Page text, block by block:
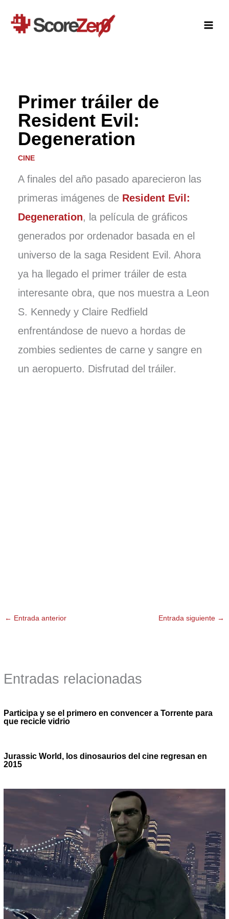
contenido
Primer tráiler de
Resident Evil:
Degeneration
CINE
A finales del año pasado aparecieron las
primeras imágenes de Resident Evil:
Degeneration, la película de gráficos
generados por ordenador basada en el
universo de la saga Resident Evil. Ahora
ya ha llegado el primer tráiler de esta
interesante obra, que nos muestra a Leon
S. Kennedy y Claire Redfield
enfrentándose de nuevo a hordas de
zombies sedientes de carne y sangre en
un aeropuerto. Disfrutad del tráiler.
← Entrada anterior Entrada siguiente →
Entradas relacionadas
Participa y se el primero en convencer a Torrente para
que recicle vidrio
Jurassic World, los dinosaurios del cine regresan en
2015